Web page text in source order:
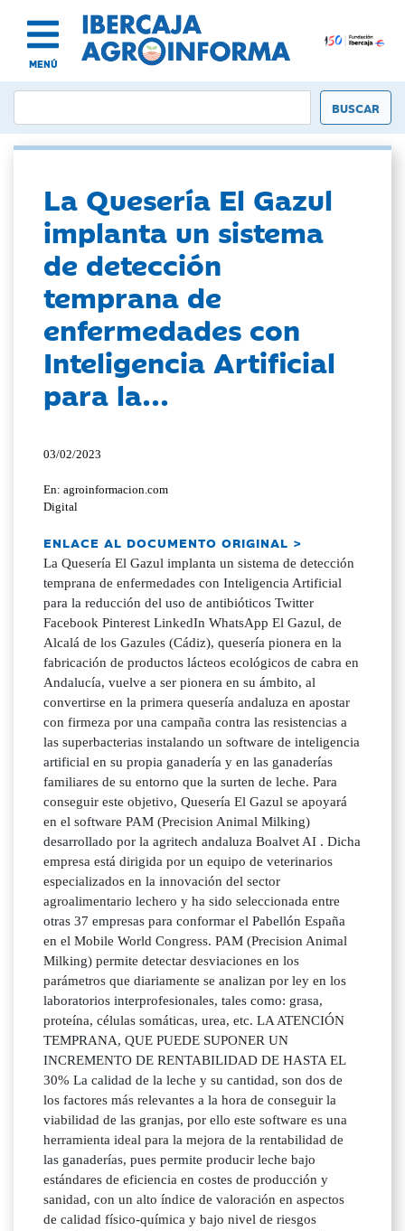
MENÚ
La Quesería El Gazul
implanta un sistema
de detección
temprana de
enfermedades con
Inteligencia Artificial
para la...
03/02/2023
En: agroinformacion.com
Digital
ENLACE AL DOCUMENTO ORIGINAL >
La Quesería El Gazul implanta un sistema de detección
temprana de enfermedades con Inteligencia Artificial
para la reducción del uso de antibióticos Twitter
Facebook Pinterest LinkedIn WhatsApp El Gazul, de
Alcalá de los Gazules (Cádiz), quesería pionera en la
fabricación de productos lácteos ecológicos de cabra en
Andalucía, vuelve a ser pionera en su ámbito, al
convertirse en la primera quesería andaluza en apostar
con firmeza por una campaña contra las resistencias a
las superbacterias instalando un software de inteligencia
artificial en su propia ganadería y en las ganaderías
familiares de su entorno que la surten de leche. Para
conseguir este objetivo, Quesería El Gazul se apoyará
en el software PAM (Precision Animal Milking)
desarrollado por la agritech andaluza Boalvet AI . Dicha
empresa está dirigida por un equipo de veterinarios
especializados en la innovación del sector
agroalimentario lechero y ha sido seleccionada entre
otras 37 empresas para conformar el Pabellón España
en el Mobile World Congress. PAM (Precision Animal
Milking) permite detectar desviaciones en los
parámetros que diariamente se analizan por ley en los
laboratorios interprofesionales, tales como: grasa,
proteína, células somáticas, urea, etc. LA ATENCIÓN
TEMPRANA, QUE PUEDE SUPONER UN
INCREMENTO DE RENTABILIDAD DE HASTA EL
30% La calidad de la leche y su cantidad, son dos de
los factores más relevantes a la hora de conseguir la
viabilidad de las granjas, por ello este software es una
herramienta ideal para la mejora de la rentabilidad de
las ganaderías, pues permite producir leche bajo
estándares de eficiencia en costes de producción y
sanidad, con un alto índice de valoración en aspectos
de calidad físico-química y bajo nivel de riesgos